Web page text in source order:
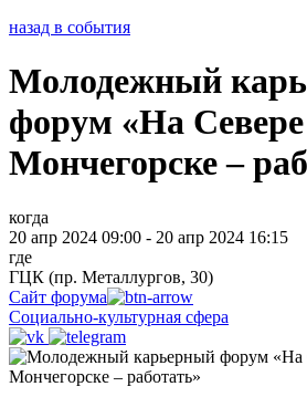
назад в события
Молодежный
форум «На
Мончегорске –
когда
20 апр 2024 09:00 - 20 апр 2024 16:15
где
ГЦК (пр. Металлургов, 30)
Сайт форума
Социально-культурная сфера